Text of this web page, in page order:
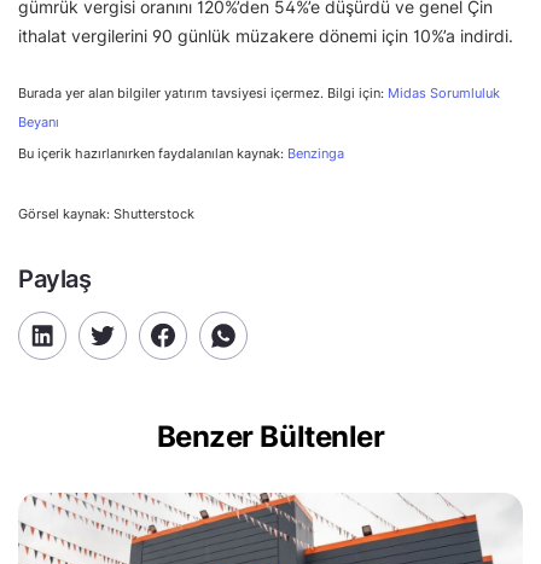
gümrük vergisi oranını 120%’den 54%’e düşürdü ve genel Çin
ithalat vergilerini 90 günlük müzakere dönemi için 10%’a indirdi.
Burada yer alan bilgiler yatırım tavsiyesi içermez. Bilgi için: Midas Sorumluluk
Beyanı
Bu içerik hazırlanırken faydalanılan kaynak: Benzinga
Görsel kaynak: Shutterstock
Paylaş
Benzer Bültenler